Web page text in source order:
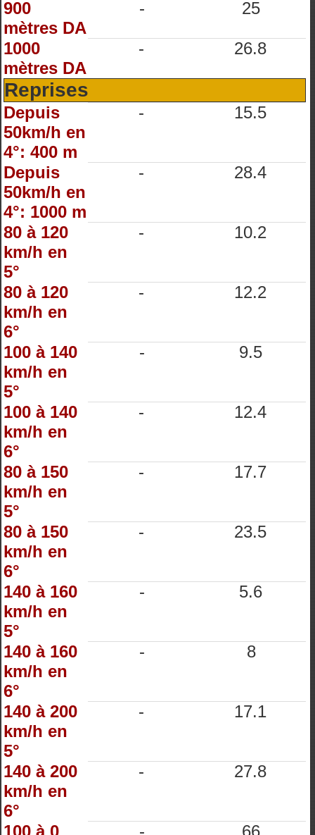
900
mètres DA
- 25
1000
mètres DA
- 26.8
Reprises
Depuis
50km/h en
4°: 400 m
- 15.5
Depuis
50km/h en
4°: 1000 m
- 28.4
80 à 120
km/h en
5°
- 10.2
80 à 120
km/h en
6°
- 12.2
100 à 140
km/h en
5°
- 9.5
100 à 140
km/h en
6°
- 12.4
80 à 150
km/h en
5°
- 17.7
80 à 150
km/h en
6°
- 23.5
140 à 160
km/h en
5°
- 5.6
140 à 160
km/h en
6°
- 8
140 à 200
km/h en
5°
- 17.1
140 à 200
km/h en
6°
- 27.8
100 à 0
- 66